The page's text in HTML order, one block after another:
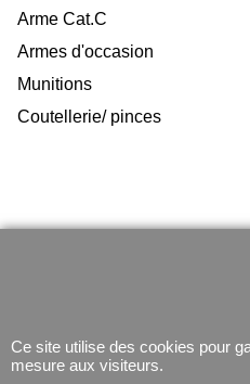
Arme Cat.C
Armes d'occasion
Munitions
Coutellerie/ pinces
Ce site utilise des cookies pour
mesure aux visiteurs.